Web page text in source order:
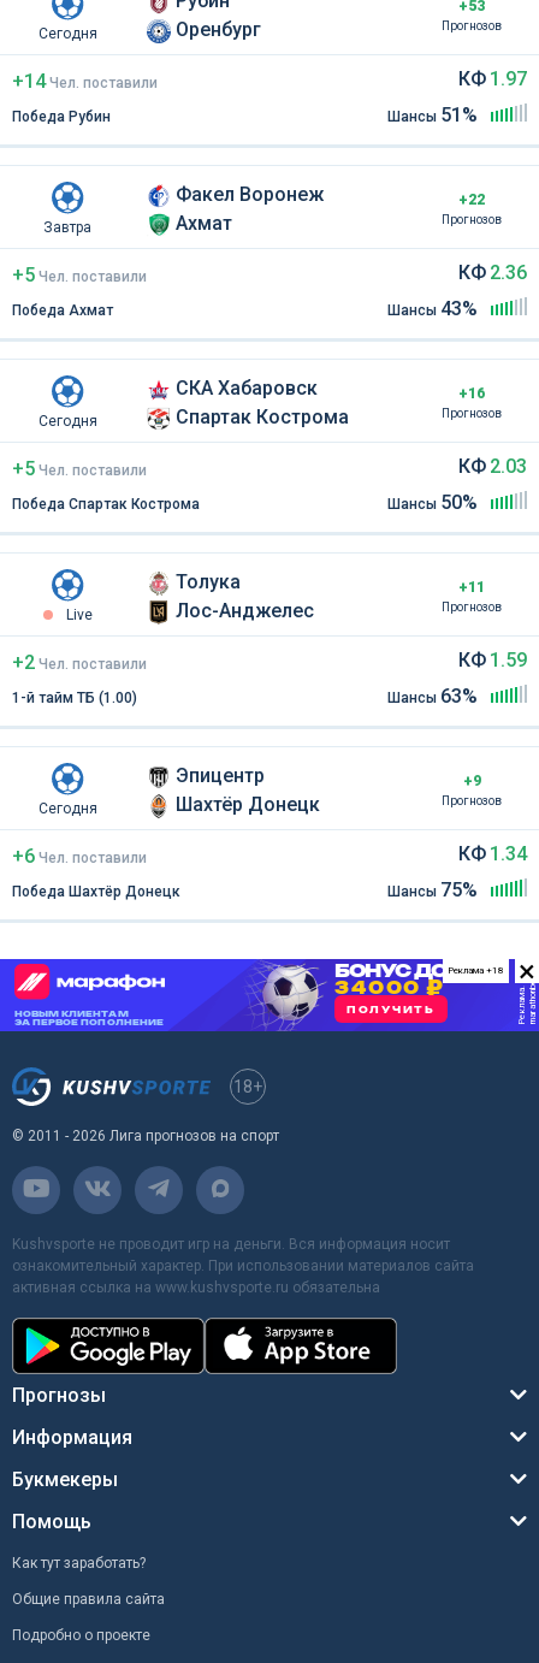
Сегодня
Оренбург
+53
Прогнозов
+14 Чел. поставили
Победа Рубин
КФ 1.97
Шансы 51%
Завтра
Факел Воронеж
Ахмат
+22
Прогнозов
+5 Чел. поставили
Победа Ахмат
КФ 2.36
Шансы 43%
Сегодня
СКА Хабаровск
Спартак Кострома
+16
Прогнозов
+5 Чел. поставили
Победа Спартак Кострома
КФ 2.03
Шансы 50%
Live
Толука
Лос-Анджелес
+11
Прогнозов
+2 Чел. поставили
1-й тайм ТБ (1.00)
КФ 1.59
Шансы 63%
Сегодня
Эпицентр
Шахтёр Донецк
+9
Прогнозов
+6 Чел. поставили
Победа Шахтёр Донецк
КФ 1.34
Шансы 75%
×
Реклама +18
18+
© 2011 - 2026 Лига прогнозов на спорт
Kushvsporte не проводит игр на деньги. Вся информация носит
ознакомительный характер. При использовании материалов сайта
активная ссылка на www.kushvsporte.ru обязательна
Прогнозы
Информация
Букмекеры
Помощь
Как тут заработать?
Общие правила сайта
Подробно о проекте